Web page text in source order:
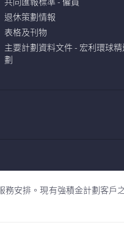
安排。現有強積金計劃客
退休策劃情報
表格及刊物
主要計劃資料文件 - 宏利環球
劃
有限公司及其他渣打集團成員與計